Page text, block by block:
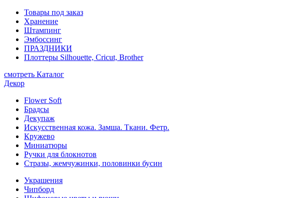
Товары под заказ
Хранение
Штампинг
Эмбоссинг
ПРАЗДНИКИ
Плоттеры Silhouette, Cricut, Brother
смотреть Каталог
Декор
Flower Soft
Брадсы
Декупаж
Искусственная кожа. Замша. Ткани. Фетр.
Кружево
Миниатюры
Ручки для блокнотов
Стразы, жемчужинки, половинки бусин
Украшения
Чипборд